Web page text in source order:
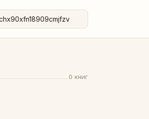
0 книг